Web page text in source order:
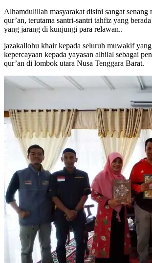
Alhamdulillah masyarakat disini sangat senang
qur’an, terutama santri-santri tahfiz yang
yang jarang di kunjungi para relawan..
jazakallohu khair kepada seluruh muwakif
kepercayaan kepada yayasan alhilal sebagai
qur’an di lombok utara Nusa Tenggara Barat.